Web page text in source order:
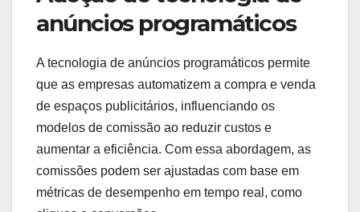
Como as tendências de
mercado influenciam
os modelos de
comissão?
As tendências de mercado impactam diretamente